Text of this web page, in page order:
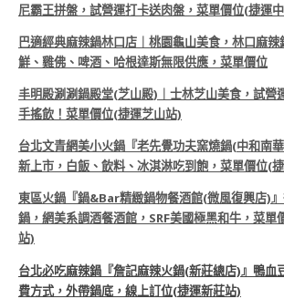
尼霸王拼盤，試營運打卡送肉盤，菜單價位(捷運
巴適經典麻辣鍋林口店｜桃園龜山美食，林口麻
鮮、雞佛、啤酒、哈根達斯無限供應，菜單價位
丰明殿涮涮鍋殿堂(芝山殿)｜士林芝山美食，試營
手搖飲！菜單價位(捷運芝山站)
台北文青網美小火鍋『老先覺功夫窯燒鍋(中和南
新上市，白飯、飲料、冰淇淋吃到飽，菜單價位(
東區火鍋『鍋&Bar精緻鍋物餐酒館(微風復興店)
鍋，網美系調酒餐酒館，SRF美國極黑和牛，菜單
站)
台北必吃麻辣鍋『詹記麻辣火鍋(新莊總店)』鴨血
費方式，外帶鍋底，線上訂位(捷運新莊站)